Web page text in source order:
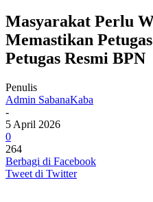
Masyarakat Perlu
Memastikan
Petugas Resmi BPN
Penulis
Admin SabanaKaba
-
5 April 2026
0
264
Berbagi di Facebook
Tweet di Twitter